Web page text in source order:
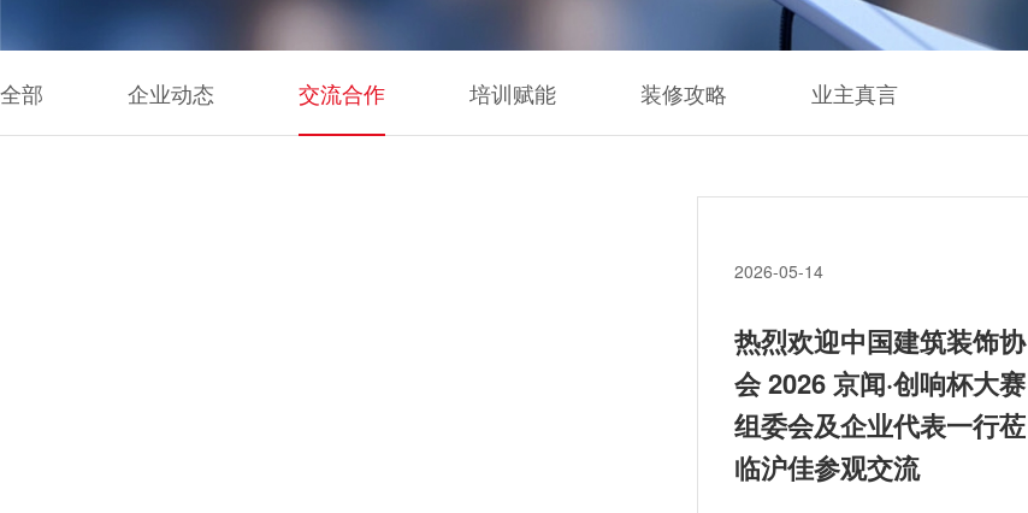
全部 企业动态 交流合作 培训赋能 装修攻略 业主真言
2026-05-14
热烈欢迎中国建筑装饰协
会 2026 京闻·创响杯大赛
组委会及企业代表一行莅
临沪佳参观交流